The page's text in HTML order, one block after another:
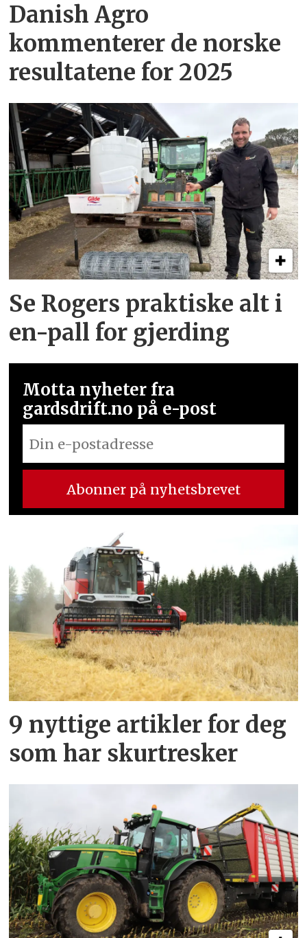
Danish Agro
kommenterer de norske
resultatene for 2025
Se Rogers praktiske alt i
en-pall for gjerding
Motta nyheter fra
gardsdrift.no på e-post
9 nyttige artikler for deg
som har skurtresker